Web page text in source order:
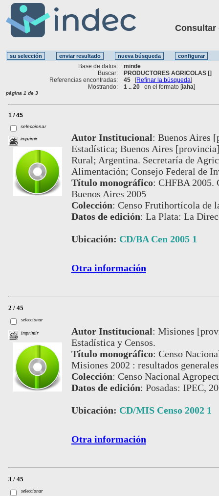
Consultar
Base de datos:
minde
Buscar:
PRODUCTORES AGRICOLAS []
Referencias encontradas:
45 [Refinar la búsqueda]
Mostrando:
1 .. 20 en el formato [iaha]
página 1 de 3
1 / 45
seleccionar
imprimir Autor Institucional: Buenos Aires
Estadística; Buenos Aires
Rural; Argentina. Secretaría de
Alimentación; Consejo Federal de
Título monográfico: CHFBA 2005.
Buenos Aires 2005
Colección: Censo Frutihortícola de
Datos de edición: La Plata: La
Ubicación: CD/BA Cen 2005 1
Otra información
2 / 45
seleccionar
imprimir Autor Institucional: Misiones
Estadística y Censos.
Título monográfico: Censo
Misiones 2002 : resultados generales
Colección: Censo Nacional
Datos de edición: Posadas: IPEC,
Ubicación: CD/MIS Censo 2002 1
Otra información
3 / 45
seleccionar